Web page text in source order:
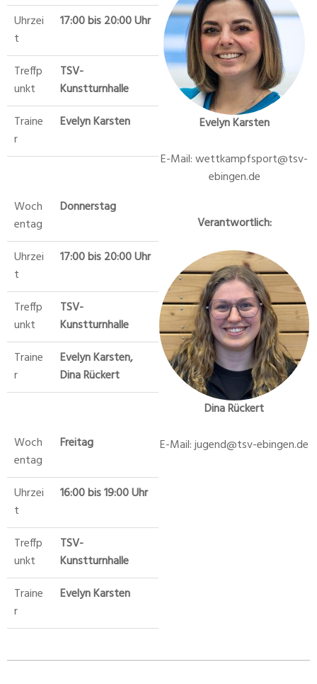
Uhrzei
t
17:00 bis 20:00 Uhr
Treffp
unkt
TSV-
Kunstturnhalle
Traine
r
Evelyn Karsten
Woch
entag
Donnerstag
Uhrzei
t
17:00 bis 20:00 Uhr
Treffp
unkt
TSV-
Kunstturnhalle
Traine
r
Evelyn Karsten,
Dina Rückert
Woch
entag
Freitag
Uhrzei
t
16:00 bis 19:00 Uhr
Treffp
unkt
TSV-
Kunstturnhalle
Traine
r
Evelyn Karsten
Evelyn Karsten
E-Mail: wettkampfsport@tsv-
ebingen.de
Verantwortlich:
Dina Rückert
E-Mail: jugend@tsv-ebingen.de